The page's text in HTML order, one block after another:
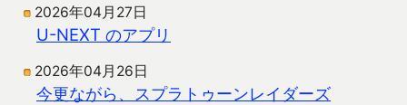
2026年04月27日
U-NEXT のアプリ
2026年04月26日
今更ながら、スプラトゥーンレイダーズ